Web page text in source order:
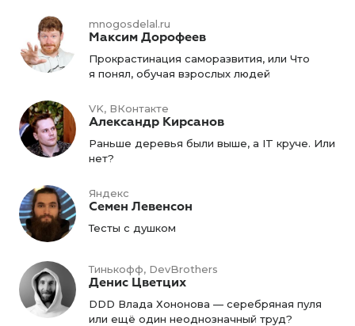
mnogosdelal.ru
Максим Дорофеев
Прокрастинация саморазвития, или Что
я понял, обучая взрослых людей
VK, ВКонтакте
Александр Кирсанов
Раньше деревья были выше, а IT круче. Или
нет?
Яндекс
Семен Левенсон
Тесты с душком
Тинькофф, DevBrothers
Денис Цветцих
DDD Влада Хононова — серебряная пуля
или ещё один неоднозначный труд?